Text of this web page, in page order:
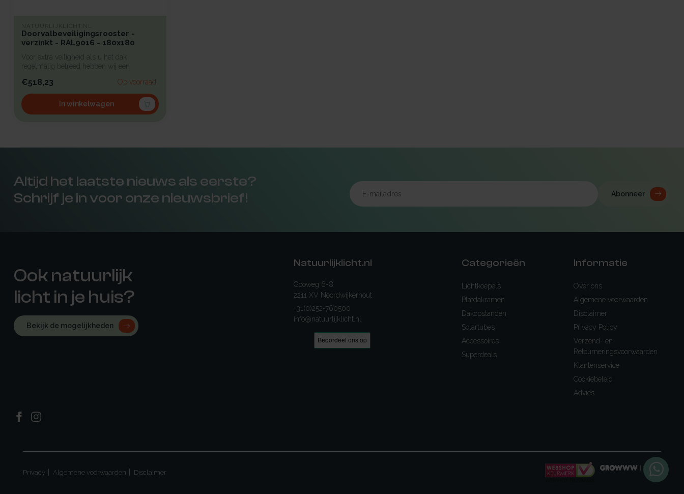
NATUURLIJKLICHT.NL
Doorvalbeveiligingsrooster -
verzinkt - RAL9016 - 180x180
Voor extra veiligheid als u het dak
regelmatig betreed hebben wij een
€518,23 Op voorraad
In winkelwagen
Altijd het laatste nieuws als eerste?
Schrijf je in voor onze nieuwsbrief!
Abonneer
Ook natuurlijk
licht in je huis?
Bekijk de mogelijkheden
Natuurlijklicht.nl
Gooweg 6-8
2211 XV Noordwijkerhout
+31(0)252-760500
info@natuurlijklicht.nl
Categorieën
Lichtkoepels
Platdakramen
Dakopstanden
Solartubes
Accessoires
Superdeals
Informatie
Over ons
Algemene voorwaarden
Disclaimer
Privacy Policy
Verzend- en
Retourneringsvoorwaarden
Klantenservice
Cookiebeleid
Advies
Privacy Algemene voorwaarden Disclaimer